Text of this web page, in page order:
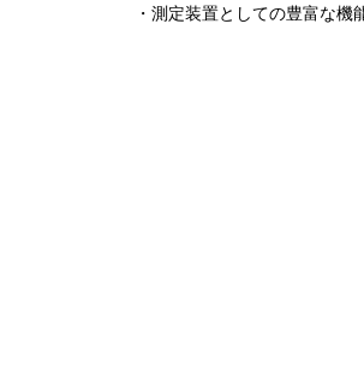
・測定装置としての豊富な機